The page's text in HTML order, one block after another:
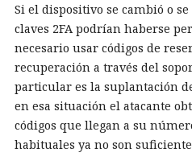
Si el dispositivo se cambió o
claves 2FA podrían haberse
necesario usar códigos de
recuperación a través del
particular es la suplantación
en esa situación el atacante
códigos que llegan a su
habituales ya no son